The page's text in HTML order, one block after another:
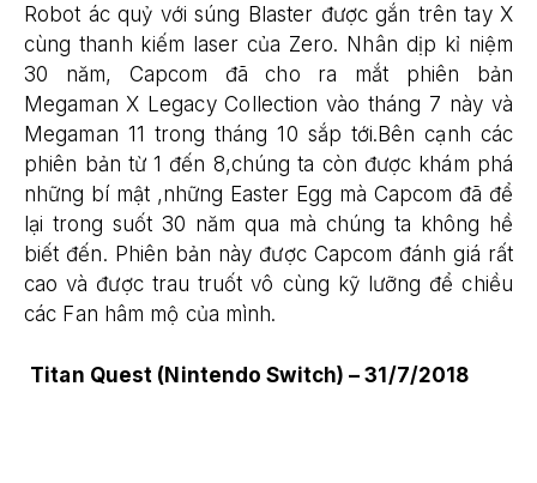
Robot ác quỷ với súng Blaster được gắn trên tay X
cùng thanh kiếm laser của Zero. Nhân dịp kỉ niệm
30 năm, Capcom đã cho ra mắt phiên bản
Megaman X Legacy Collection vào tháng 7 này và
Megaman 11 trong tháng 10 sắp tới.Bên cạnh các
phiên bản từ 1 đến 8,chúng ta còn được khám phá
những bí mật ,những Easter Egg mà Capcom đã để
lại trong suốt 30 năm qua mà chúng ta không hề
biết đến. Phiên bản này được Capcom đánh giá rất
cao và được trau truốt vô cùng kỹ lưỡng để chiều
các Fan hâm mộ của mình.
Titan Quest (Nintendo Switch) – 31/7/2018